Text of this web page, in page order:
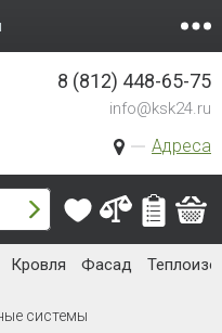
Адреса
8 (812) 448-65-75
info@ksk24.ru
Кровля Фасад
системы